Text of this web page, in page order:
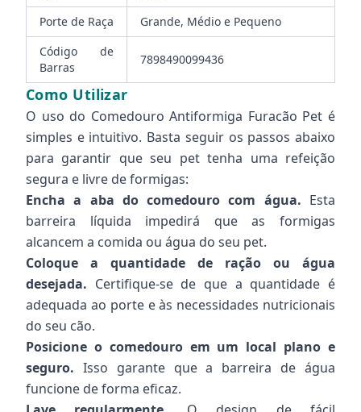
Porte de Raça
Grande, Médio e Pequeno
Código de
Barras
7898490099436
Como Utilizar
O uso do Comedouro Antiformiga Furacão Pet é
simples e intuitivo. Basta seguir os passos abaixo
para garantir que seu pet tenha uma refeição
segura e livre de formigas:
Encha a aba do comedouro com água. Esta
barreira líquida impedirá que as formigas
alcancem a comida ou água do seu pet.
Coloque a quantidade de ração ou água
desejada. Certifique-se de que a quantidade é
adequada ao porte e às necessidades nutricionais
do seu cão.
Posicione o comedouro em um local plano e
seguro. Isso garante que a barreira de água
funcione de forma eficaz.